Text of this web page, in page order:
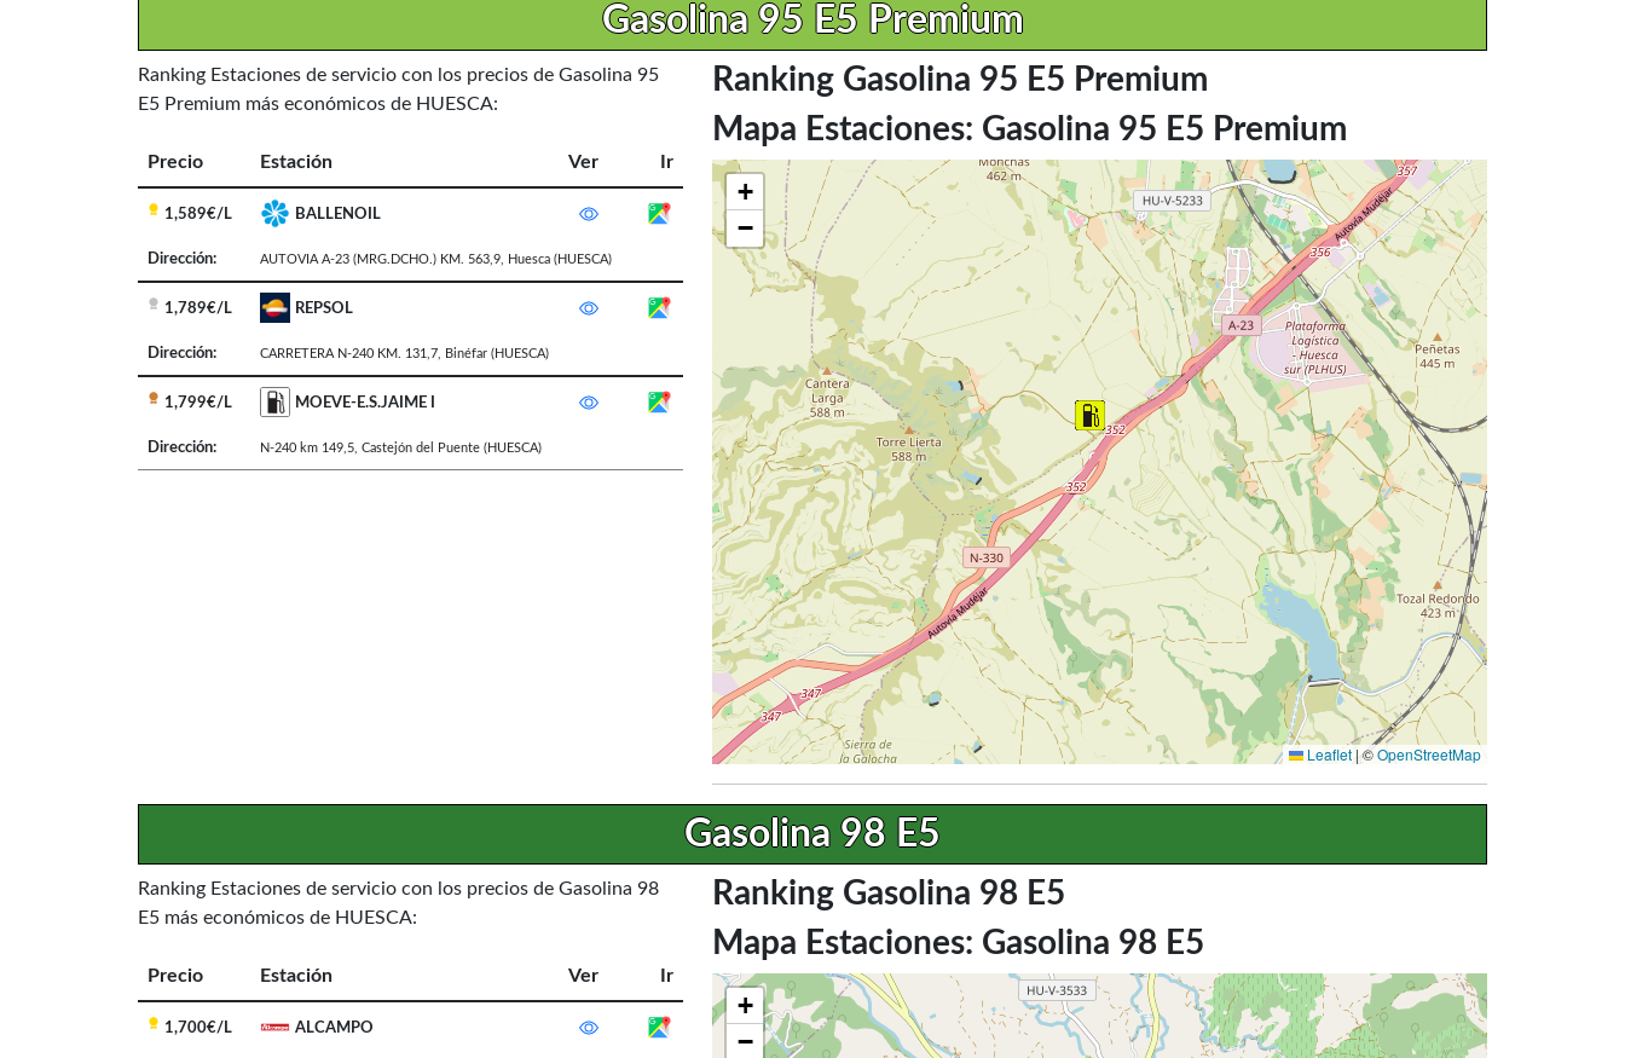
Gasolina 95 E5 Premium
Ranking Estaciones de servicio con los precios de Gasolina 95
E5 Premium más económicos de HUESCA:
Precio Estación Ver Ir
1,589€/L BALLENOIL
Dirección: AUTOVIA A-23 (MRG.DCHO.) KM. 563,9 Huesca (HUESCA)
1,789€/L REPSOL
Dirección: CARRETERA N-240 KM. 131,7 Binéfar (HUESCA)
1,799€/L MOEVE-E.S.JAIME I
Dirección: N-240 km 149,5 Castejón del Puente (HUESCA)
Ranking Gasolina 95 E5 Premium
Mapa Estaciones: Gasolina 95 E5 Premium
+
−
Leaflet|©OpenStreetMap
Gasolina 98 E5
Ranking Estaciones de servicio con los precios de Gasolina 98
E5 más económicos de HUESCA:
Precio Estación Ver Ir
1,700€/L ALCAMPO
Ranking Gasolina 98 E5
Mapa Estaciones: Gasolina 98 E5
+
−